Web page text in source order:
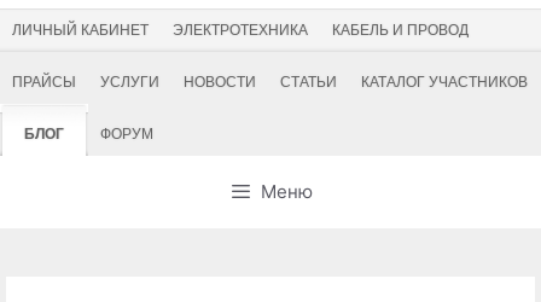
ЛИЧНЫЙ КАБИНЕТ ЭЛЕКТРОТЕХНИКА КАБЕЛЬ И ПРОВОД
ПРАЙСЫ УСЛУГИ НОВОСТИ СТАТЬИ КАТАЛОГ УЧАСТНИКОВ
БЛОГ ФОРУМ
Меню